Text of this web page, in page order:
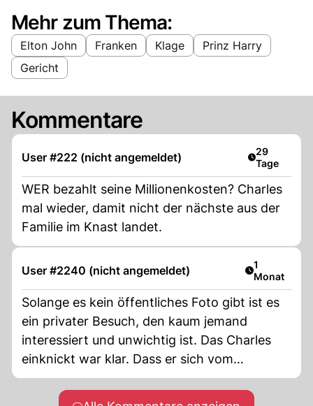
Mehr zum Thema:
Elton John Franken Klage
Prinz Harry
Gericht
Kommentare
User #222 (nicht angemeldet) Artikel
29
Tage
WER bezahlt seine Millionenkosten? Charles
mal wieder, damit nicht der nächste aus der
Familie im Knast landet.
User #2240 (nicht angemeldet) Artikel
1
Monat
Solange es kein öffentliches Foto gibt ist es
ein privater Besuch, den kaum jemand
interessiert und unwichtig ist. Das Charles
einknickt war klar. Dass er sich vom
Verrätersohn, der die ganze Woche nur
Skandale produzierte, so unter Druck setzen